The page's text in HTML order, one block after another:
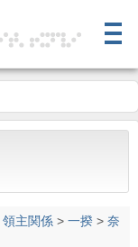
領主関係> 一揆> 奈